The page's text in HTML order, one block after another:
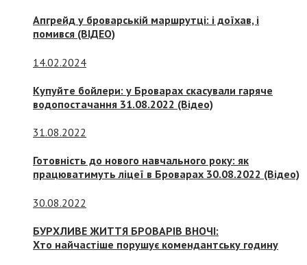
Апгрейд у броварській маршрутці: і доїхав, і
помився (ВІДЕО)
14.02.2024
Купуйте бойлери: у Броварах скасували гаряче
водопостачання 31.08.2022 (Відео)
31.08.2022
Готовність до нового навчального року: як
працюватимуть ліцеї в Броварах 30.08.2022 (Відео)
30.08.2022
БУРХЛИВЕ ЖИТТЯ БРОВАРІВ ВНОЧІ:
Хто найчастіше порушує комендантську годину